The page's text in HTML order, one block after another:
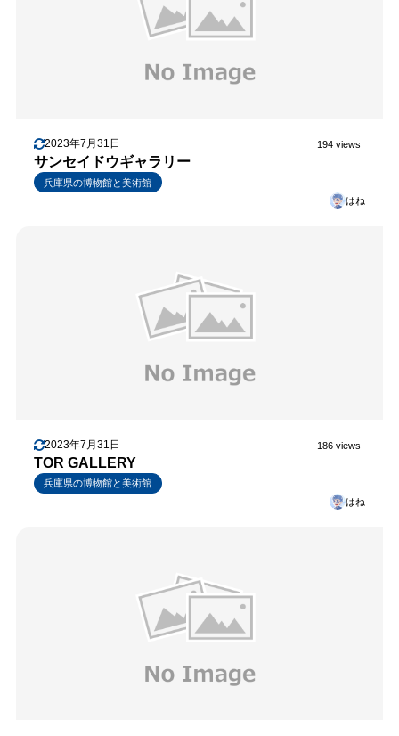
2023年7月31日 194 views
サンセイドウギャラリー
兵庫県の博物館と美術館
はね
2023年7月31日 186 views
TOR GALLERY
兵庫県の博物館と美術館
はね